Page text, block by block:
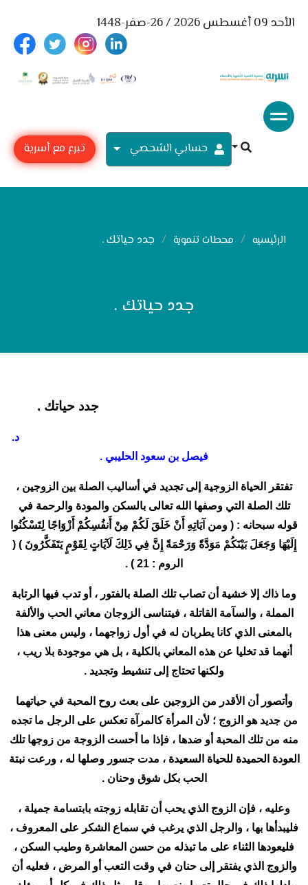
الأحد 09 أغسطس 2026 / 26-صفر-1448
حسابي الشحصي تبرع مع أسرية
الرئيسيه محطات تنموية جدد حياتك .
جدد حياتك .
جدد حياتك .
د.
فيصل بن سعود الحليبي .
تفتقر الحياة الزوجية إلى تجديد في أساليب الصلة بين الزوجين ،
تلك الصلة التي وصفها الله تعالى بالسكن والمودة والرحمة في
قوله سبحانه : ( ومن آيَاتِهِ أَنْ خَلَقَ لَكُمْ مِنْ أَنفُسِكُمْ أَزْوَاجًا لِتَسْكُنُوا
إِلَيْهَا وَجَعَلَ بَيْنَكُمْ مَوَدَّةً وَرَحْمَةً إِنَّ فِي ذَلِكَ لَآيَاتٍ لِقَوْمٍ يَتَفَكَّرُونَ ) (
الروم : 21 ) .
وما ذاك إلا خشية أن تصاب تلك الصلة بالفتور ، أو تدب فيها الرتابة
المملة ، والسآمة القاتلة ، فيتناسى الزوجان معاني الحب والألفة
بالمعنى الذي كانا يطربان له في أول زواجهما ، وليس معنى هذا
أنهما قد تخليا عن هذه المعاني بالكلية ، بل هي موجودة بلا ريب ،
ولكنها تحتاج إلى تنشيط وتجديد .
وأتصور أن الأقدر من الزوجين على بعث روح المحبة في حياتهما
من جديد هو الزوج ؛ لأن المرأة كالمرآة تعكس على الرجل ما تجده
منه من تلك المحبة أو ضدها ، فإذا ما أحست الزوجة من زوجها تلك
العودة الحميدة للحياة السعيدة ، مدت جسور وصلها له ، ورعت نبتة
الحب بكل شوق وحنان .
وعليه ، فإن الزوج الذي يحب أن تقابله زوجته بابتسامة جميلة ،
فليبدأها بها ، والرجل الذي يرغب في سماع الشكر على المعروف ،
فليعودها الثناء على ما تبذله من حسن المعاشرة وطيب السكن ،
والزوج الذي يفتقر إلى حنان في وقت التعب أو المرض ، فعليه أن